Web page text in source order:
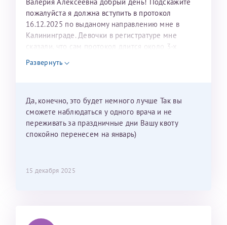
пожалуйста я должна вступить в протокол
16.12.2025 по выданому направлению мне в
Калининграде. Девочки в регистратуре мне
сказали, что сам протокол длится около 3-х
недель и 3 недели я должна находится в Питере.
Можно мне новый год провести в Калининграде и
Развернуть
Да, конечно, это будет немного лучше Так вы
сможете наблюдаться у одного врача и не
переживать за праздничные дни Вашу квоту
спокойно перенесем на январь)
15 декабря 2025